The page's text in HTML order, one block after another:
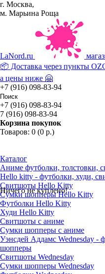
г. Москва,
м. Марьина Роща
LaNord.ru
📦 Доставка через пункты
а цены ниже 🤗
+7 (916) 098-83-94
+7 (916) 098-83-94
7 (916) 098-83-94
Корзина покупок
Товаров: 0 (0 р.)
Ничего не куплено!
Каталог
Аниме футболки, толстовки,
Hello kitty - футболки, худи,
Свитшоты Hello Kitty
Сумки шопперы Hello Kitty
Футболки Hello Kitty
Худи Hello Kitty
Свитшоты с аниме
Сумки шопперы с аниме
Уэнсдей Аддамс Wednesday -
шопперы
Свитшоты Wednesday
Сумки шопперы Wednesday